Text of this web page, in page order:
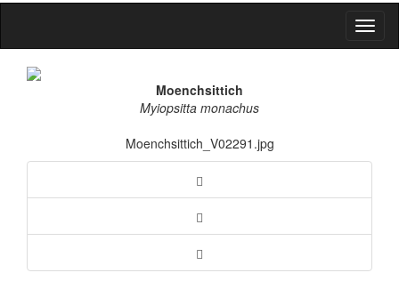
Moenchsittich
Myiopsitta monachus
Moenchsittich_V02291.jpg